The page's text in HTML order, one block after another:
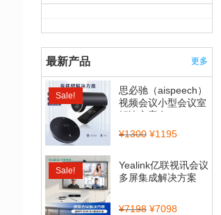
最新产品 更多
Sale!
思必驰（aispeech）
视频会议小型会议室
解决方案套...
¥1300 ¥1195
Sale!
Yealink亿联视讯会议
多屏集成解决方案
¥7198 ¥7098